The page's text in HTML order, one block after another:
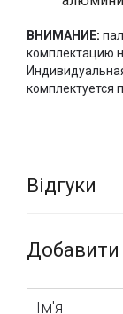
ВНИМАНИЕ:
комплектацию
комплектуется
Відгуки
Добавити